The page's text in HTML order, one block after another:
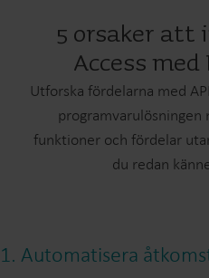
5 orsaker att
Access med
Utforska fördelarna med
programvarulösningen
funktioner och fördelar
du redan
1. Automatisera